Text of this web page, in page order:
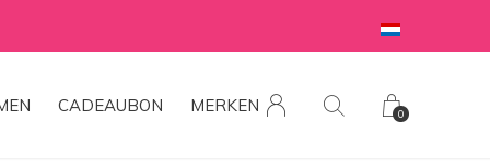
CADEAUBON MERKEN 0